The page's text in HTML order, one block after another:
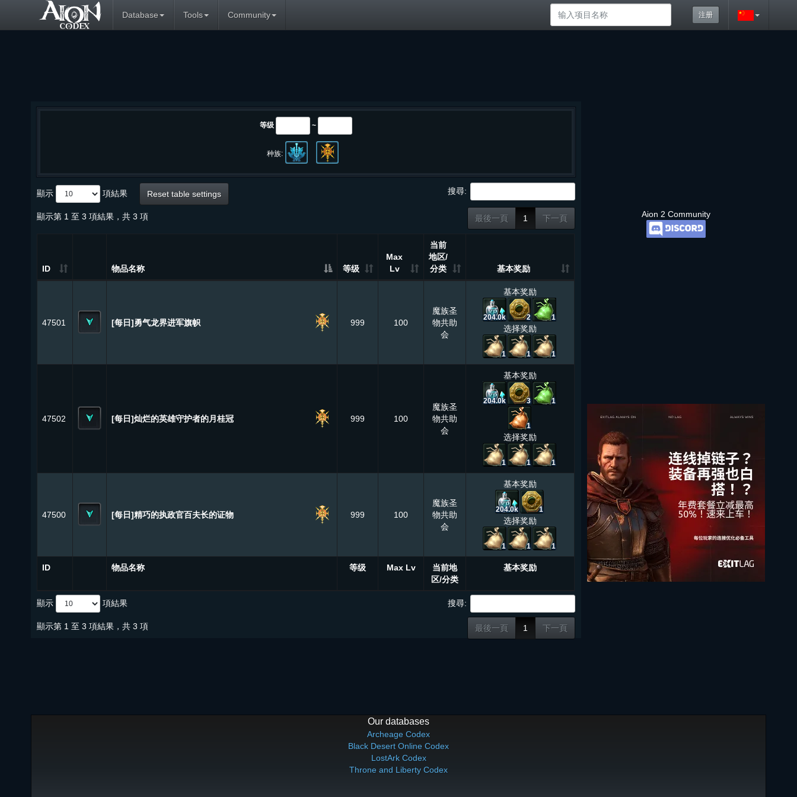
Database Tools Community 注册
Aion 2 Community
等级 ~
种族:
顯示 項結果 Reset table settings 搜尋:
顯示第 1 至 3 項結果，共 3 項 最後一頁 1 下一頁
ID 物品名称 等级
Max
Lv
当前
地区/
分类
基本奖励
ID 物品名称 等级 Max Lv
当前地
区/分类
基本奖励
47501 [每日]勇气龙界进军旗帜 999 100
魔族圣
物共助
会
基本奖励
204.0k 2 1
选择奖励
1 1 1
47502 [每日]灿烂的英雄守护者的月桂冠 999 100
魔族圣
物共助
会
基本奖励
204.0k 3 1
1
选择奖励
1 1 1
47500 [每日]精巧的执政官百夫长的证物 999 100
魔族圣
物共助
会
基本奖励
204.0k 1
选择奖励
1 1 1
顯示 項結果 搜尋:
顯示第 1 至 3 項結果，共 3 項 最後一頁 1 下一頁
Our databases
Archeage Codex
Black Desert Online Codex
LostArk Codex
Throne and Liberty Codex